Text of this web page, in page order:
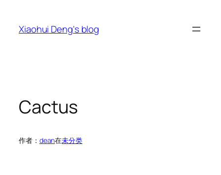
Xiaohui Deng's blog
Cactus
作者： dean在未分类